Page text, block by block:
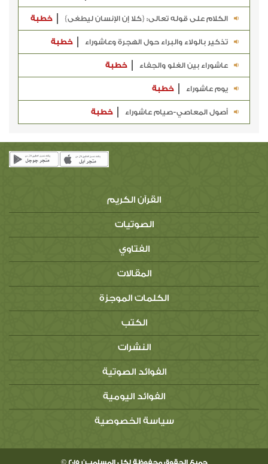
الكلام على قوله تعالى: {كلا إن الإنسان ليطغى} خطبة
تذكير بالولاء والبراء حول الهجرة وعاشوراء خطبة
عاشوراء بين الغلو والجفاء خطبة
يوم عاشوراء خطبة
أصول المعاصي-صيام عاشوراء خطبة
القرآن الكريم
الصوتيات
الفتاوي
المقالات
الكلمات الموجزة
الكتب
النشرات
الفوائد الصوتية
الفوائد اليومية
سياسة الخصوصية
جميع الحقوق محفوظة لكل المسلميــن 2015 ©